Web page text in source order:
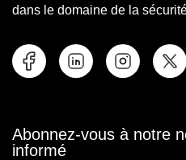
dans le domaine de la
Abonnez-vous à notre
informé